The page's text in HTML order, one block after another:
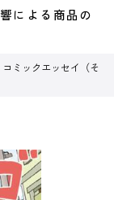
による商品の
コミックエッセイ（そ